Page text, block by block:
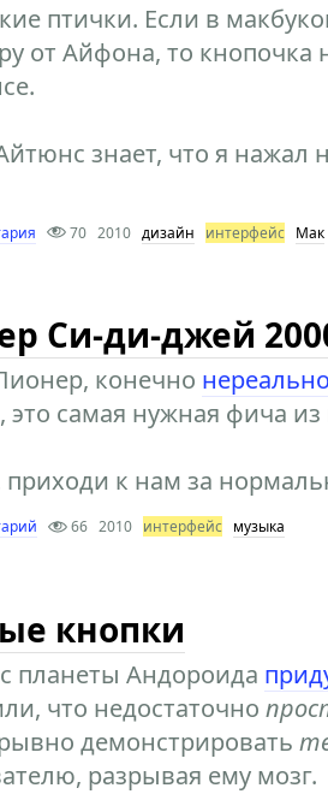
птички. Если в
от Айфона, то кнопочка
знает, что я нажал
70 2010 дизайн интерфейс Мак
Си-ди-джей
конечно
это самая нужная фича
приходи к нам за
66 2010 интерфейс музыка
кнопки
планеты Андороида
что недостаточно
демонстрировать
разрывая ему мозг.